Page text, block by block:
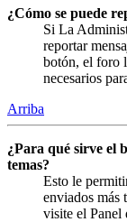
¿Cómo se puede
Si La
reportar
botón, el foro
necesarios
Arriba
¿Para qué sirve el
temas?
Esto le
enviados más
visite el Panel